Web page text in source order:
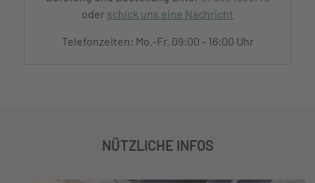
oder schick uns eine Nachricht
Telefonzeiten: Mo.-Fr. 09:00 - 16:00 Uhr
NÜTZLICHE INFOS